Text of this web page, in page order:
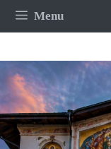
Sari
Menu